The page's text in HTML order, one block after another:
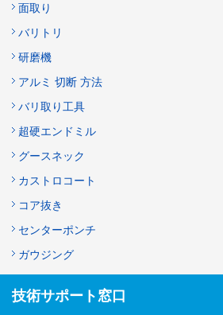
面取り
バリトリ
研磨機
アルミ 切断 方法
バリ取り工具
超硬エンドミル
グースネック
カストロコート
コア抜き
センターポンチ
ガウジング
技術サポート窓口